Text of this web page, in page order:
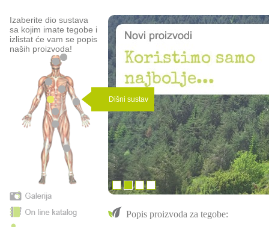
Izaberite dio sustava
sa kojim imate tegobe i
izlistat će vam se popis
naših proizvoda!
Dišni sustav
Popis proizvoda za tegobe: